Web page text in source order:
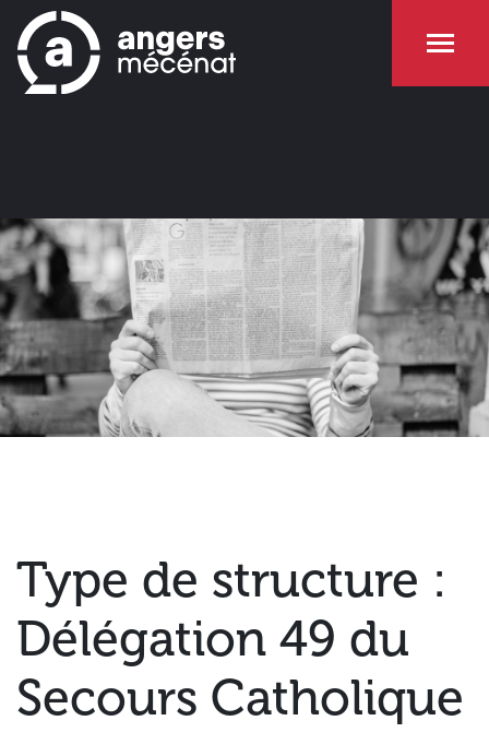
Type de structure :
Délégation 49 du
Secours Catholique